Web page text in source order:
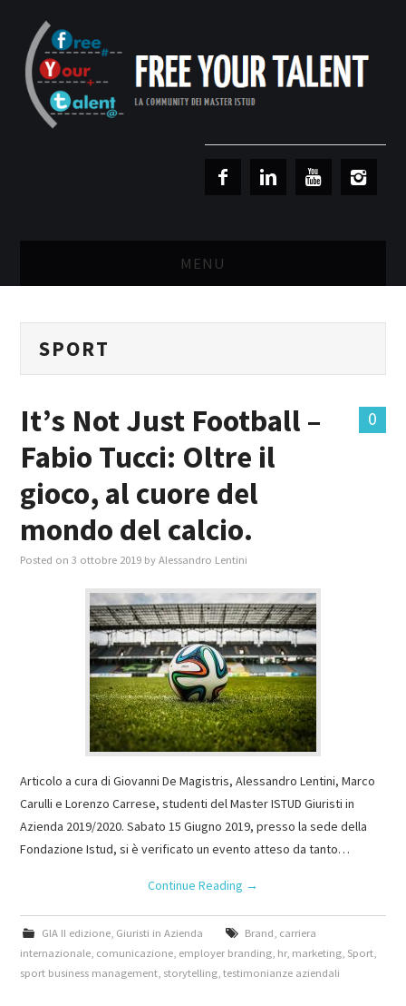
MENU
MASTER MARKETING & RETAIL
MASTER IN FOOD & BEVERAGE
GIURISTI IN AZIENDA
TUTTI
SPORT
0
It’s Not Just Football –
Fabio Tucci: Oltre il
gioco, al cuore del
mondo del calcio.
Posted on3 ottobre 2019 byAlessandro Lentini
Articolo a cura di Giovanni De Magistris, Alessandro Lentini, Marco
Carulli e Lorenzo Carrese, studenti del Master ISTUD Giuristi in
Azienda 2019/2020. Sabato 15 Giugno 2019, presso la sede della
Fondazione Istud, si è verificato un evento atteso da tanto…
Continue Reading →
GIA II edizione, Giuristi in Azienda Brand carriera
internazionale comunicazione employer branding hr, marketing Sport
sport business management storytelling ,testimonianze aziendali